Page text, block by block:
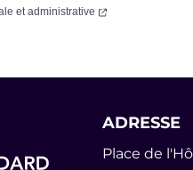
et administrative (ouverture dans
ADRESSE
Place de